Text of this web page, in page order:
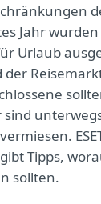
Jahr
Urlaub
Tipps,
sollten.